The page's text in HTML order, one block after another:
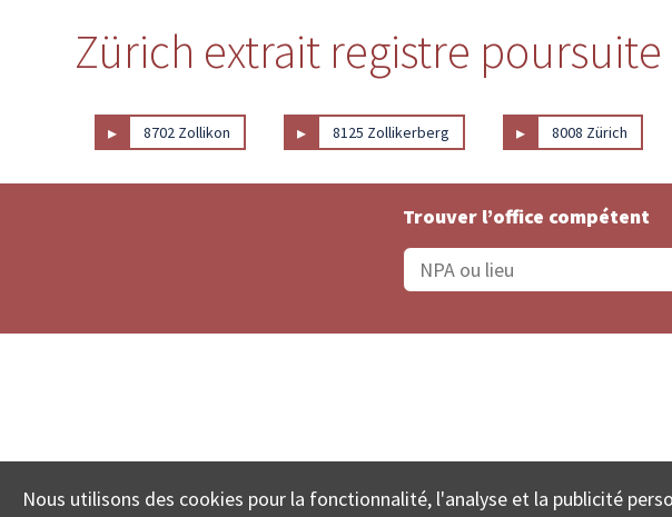
Zürich extrait registre poursuite
▸ 8702 Zollikon ▸ 8125 Zollikerberg ▸ 8008 Zürich
Trouver l’office compétent
Nous utilisons des cookies pour la fonctionnalité, l'analyse et la publicité